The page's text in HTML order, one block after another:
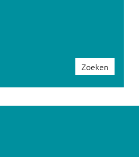
Zoeken